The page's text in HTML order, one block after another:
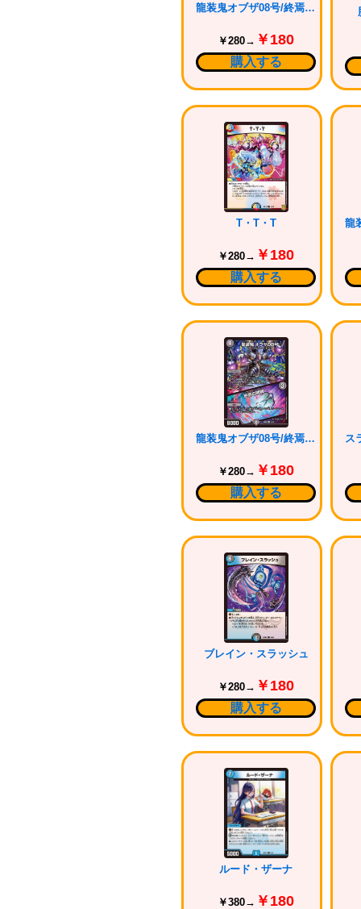
龍装鬼オブザ08号/終焉の開闢
￥280→ ￥180
購入する
T・T・T
￥280→ ￥180
購入する
龍装鬼オブザ08号/終焉の開闢
￥280→ ￥180
購入する
ブレイン・スラッシュ
￥280→ ￥180
購入する
ルード・ザーナ
￥380→ ￥180